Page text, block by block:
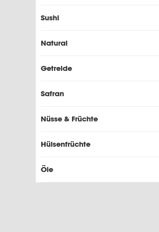
Sushi
Natural
Getreide
Safran
Nüsse & Früchte
Hülsenfrüchte
Öle